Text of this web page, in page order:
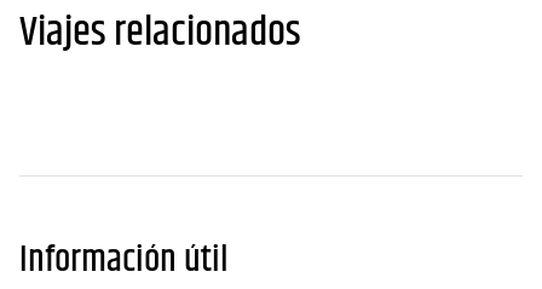
Viajes relacionados
Información útil